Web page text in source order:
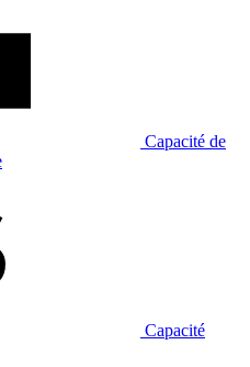
Capacité de
Capacité